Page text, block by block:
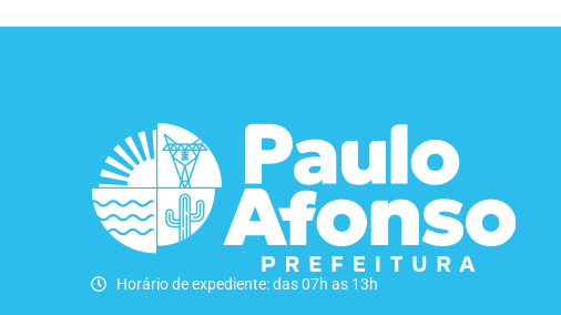
Horário de expediente: das 07h as 13h